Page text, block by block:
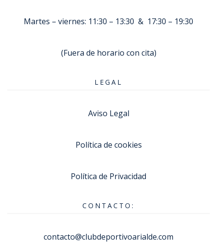
Martes – viernes: 11:30 – 13:30 & 17:30 – 19:30
(Fuera de horario con cita)
LEGAL
Aviso Legal
Política de cookies
Política de Privacidad
CONTACTO:
contacto@clubdeportivoarialde.com